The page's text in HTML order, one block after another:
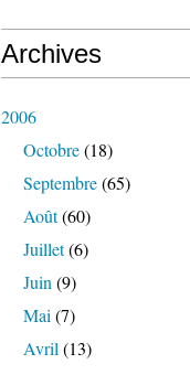
Archives
2006
Octobre(18)
Septembre(65)
Août(60)
Juillet(6)
Juin (9)
Mai (7)
Avril (13)